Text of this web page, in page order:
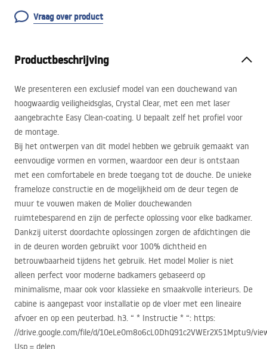
Vraag over product
Productbeschrijving
We presenteren een exclusief model van een douchewand van
hoogwaardig veiligheidsglas, Crystal Clear, met een met laser
aangebrachte Easy Clean-coating. U bepaalt zelf het profiel voor
de montage.
Bij het ontwerpen van dit model hebben we gebruik gemaakt van
eenvoudige vormen en vormen, waardoor een deur is ontstaan ​​
met een comfortabele en brede toegang tot de douche. De unieke
frameloze constructie en de mogelijkheid om de deur tegen de
muur te vouwen maken de Molier douchewanden
ruimtebesparend en zijn de perfecte oplossing voor elke badkamer.
Dankzij uiterst doordachte oplossingen zorgen de afdichtingen die
in de deuren worden gebruikt voor 100% dichtheid en
betrouwbaarheid tijdens het gebruik. Het model Molier is niet
alleen perfect voor moderne badkamers gebaseerd op
minimalisme, maar ook voor klassieke en smaakvolle interieurs. De
cabine is aangepast voor installatie op de vloer met een lineaire
afvoer en op een peuterbad. h3. “ * Instructie * “: https:
//drive.google.com/file/d/1OeLeOm8o6cL0DhQ91c2VWEr2X51Mptu9/
Usp = delen